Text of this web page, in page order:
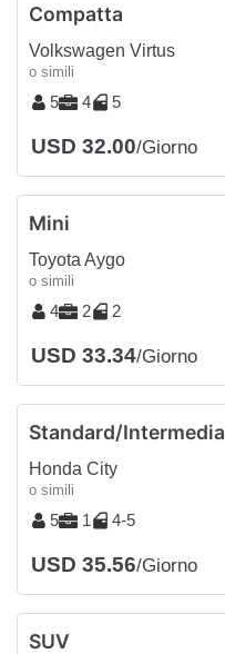
Compatta
Volkswagen Virtus
o simili
5 4 5
USD 32.00/Giorno
Mini
Toyota Aygo
o simili
4 2 2
USD 33.34/Giorno
Standard/Intermedia
Honda City
o simili
5 1 4-5
USD 35.56/Giorno
SUV